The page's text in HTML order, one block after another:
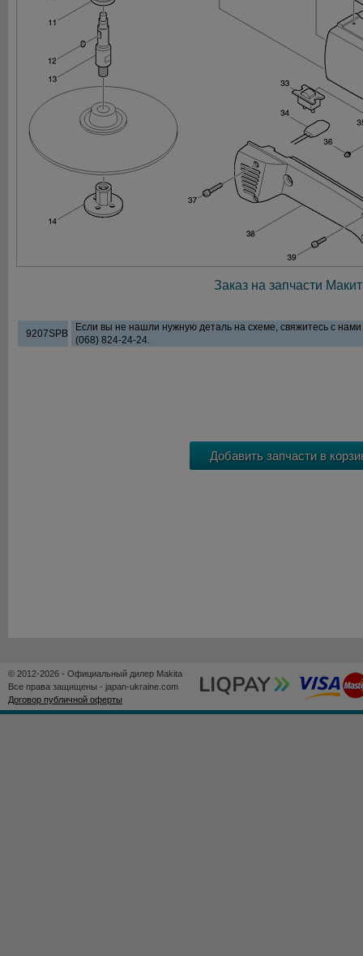
Заказ на запчасти
9207SPB
Если вы не нашли нужную деталь на схеме, свяжитесь с
(068) 824-24-24.
© 2012-2026 - Официальный дилер Makita
Все права защищены - japan-ukraine.com
Договор публичной оферты